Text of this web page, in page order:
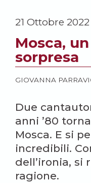
21 Ottobre 2022
Mosca,
sorpresa
GIOVANNA
Due
anni ’80
Mosca. E si
incredibili.
dell’ironia, si
ragione.